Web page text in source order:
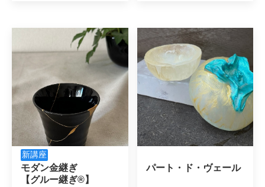
新講座
モダン金継ぎ
【グルー継ぎ®】
パート・ド・ヴェール